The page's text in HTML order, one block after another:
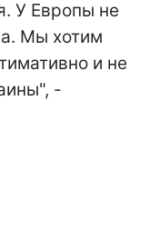
У Европы не
Мы хотим
и не
-